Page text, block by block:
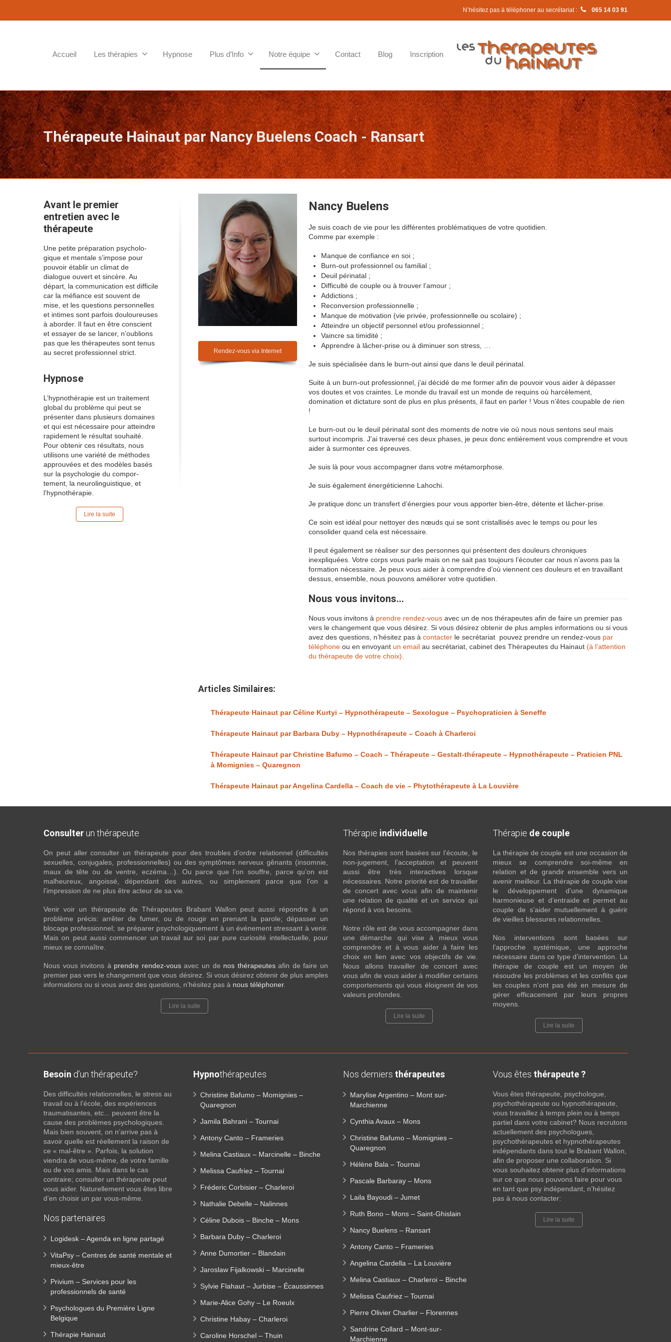
N’hésitez pas à téléphoner au secrétariat : 065 14 03 91
Accueil Les thérapies Hypnose Plus d’Info Notre équipe Contact Blog Inscription
Thérapeute Hainaut par Nancy Buelens Coach - Ransart
Rendez-vous via Internet
Nancy Buelens
Je suis coach de vie pour les différentes problématiques de votre quotidien.
Comme par exemple :
Manque de confiance en soi ;
Burn-out professionnel ou familial ;
Deuil périnatal ;
Difficulté de couple ou à trouver l’amour ;
Addictions ;
Reconversion professionnelle ;
Manque de motivation (vie privée, professionnelle ou scolaire) ;
Atteindre un objectif personnel et/ou professionnel ;
Vaincre sa timidité ;
Apprendre à lâcher-prise ou à diminuer son stress, …
Je suis spécialisée dans le burn-out ainsi que dans le deuil périnatal.
Suite à un burn-out professionnel, j’ai décidé de me former afin de pouvoir vous aider à dépasser
vos doutes et vos craintes. Le monde du travail est un monde de requins où harcèlement,
domination et dictature sont de plus en plus présents, il faut en parler ! Vous n’êtes coupable de rien
!
Le burn-out ou le deuil périnatal sont des moments de notre vie où nous nous sentons seul mais
surtout incompris. J’ai traversé ces deux phases, je peux donc entièrement vous comprendre et vous
aider à surmonter ces épreuves.
Je suis là pour vous accompagner dans votre métamorphose.
Je suis également énergéticienne Lahochi.
Je pratique donc un transfert d’énergies pour vous apporter bien-être, détente et lâcher-prise.
Ce soin est idéal pour nettoyer des nœuds qui se sont cristallisés avec le temps ou pour les
consolider quand cela est nécessaire.
Il peut également se réaliser sur des personnes qui présentent des douleurs chroniques
inexpliquées. Votre corps vous parle mais on ne sait pas toujours l’écouter car nous n’avons pas la
formation nécessaire. Je peux vous aider à comprendre d’où viennent ces douleurs et en travaillant
dessus, ensemble, nous pouvons améliorer votre quotidien.
Nous vous invitons...
Nous vous invitons à prendre rendez-vousavec un de nos thérapeutes afin de faire un premier pas
vers le changement que vous désirez. Si vous désirez obtenir de plus amples informations ou si vous
avez des questions, n’hésitez pas à contacterle secrétariat pouvez prendre un rendez-vous par
téléphoneou en envoyant un emailau secrétariat, cabinet des Thérapeutes du Hainaut (à l’attention
du thérapeute de votre choix)
Articles Similaires:
Thérapeute Hainaut par Céline Kurtyi – Hypnothérapeute – Sexologue – Psychopraticien à Seneffe
Thérapeute Hainaut par Barbara Duby – Hypnothérapeute – Coach à Charleroi
Thérapeute Hainaut par Christine Bafumo – Coach – Thérapeute – Gestalt-thérapeute – Hypnothérapeute – Praticien PNL
à Momignies – Quaregnon
Thérapeute Hainaut par Angelina Cardella – Coach de vie – Phytothérapeute à La Louvière
Avant le premier
entretien avec le
thérapeute
Une petite préparation psycholo-
gique et mentale s’impose pour
pouvoir établir un climat de
dialogue ouvert et sincère. Au
départ, la communication est difficile
car la méfiance est souvent de
mise, et les questions personnelles
et intimes sont parfois douloureuses
à aborder. Il faut en être conscient
et essayer de se lancer, n’oublions
pas que les thérapeutes sont tenus
au secret professionnel strict.
Hypnose
L’hypnothérapie est un traitement
global du problème qui peut se
présenter dans plusieurs domaines
et qui est nécessaire pour atteindre
rapidement le résultat souhaité.
Pour obtenir ces résultats, nous
utilisons une variété de méthodes
approuvées et des modèles basés
sur la psychologie du compor-
tement, la neurolinguistique, et
l’hypnothérapie.
Lire la suite
Consulter un thérapeute
On peut aller consulter un thérapeute pour des troubles d’ordre relationnel (difficultés
sexuelles, conjugales, professionnelles) ou des symptômes nerveux gênants (insomnie,
maux de tête ou de ventre, eczéma…). Ou parce que l’on souffre, parce qu’on est
malheureux, angoissé, dépendant des autres, ou simplement parce que l’on a
l’impression de ne plus être acteur de sa vie.
Venir voir un thérapeute de Thérapeutes Brabant Wallon peut aussi répondre à un
problème précis: arrêter de fumer, ou de rougir en prenant la parole; dépasser un
blocage professionnel; se préparer psychologiquement à un événement stressant à venir.
Mais on peut aussi commencer un travail sur soi par pure curiosité intellectuelle, pour
mieux se connaître.
Nous vous invitons à prendre rendez-vousavec un de nos thérapeutesafin de faire un
premier pas vers le changement que vous désirez. Si vous désirez obtenir de plus amples
informations ou si vous avez des questions, n’hésitez pas à nous téléphoner.
Lire la suite
Thérapie individuelle
Nos thérapies sont basées sur l’écoute, le
non-jugement, l’acceptation et peuvent
aussi être très interactives lorsque
nécessaires. Notre priorité est de travailler
de concert avec vous afin de maintenir
une relation de qualité et un service qui
répond à vos besoins.
Notre rôle est de vous accompagner dans
une démarche qui vise à mieux vous
comprendre et à vous aider à faire les
choix en lien avec vos objectifs de vie.
Nous allons travailler de concert avec
vous afin de vous aider à modifier certains
comportements qui vous éloignent de vos
valeurs profondes.
Lire la suite
Thérapie de couple
La thérapie de couple est une occasion de
mieux se comprendre soi-même en
relation et de grandir ensemble vers un
avenir meilleur. La thérapie de couple vise
le développement d’une dynamique
harmonieuse et d’entraide et permet au
couple de s’aider mutuellement à guérir
de vieilles blessures relationnelles.
Nos interventions sont basées sur
l’approche systémique, une approche
nécessaire dans ce type d’intervention. La
thérapie de couple est un moyen de
résoudre les problèmes et les conflits que
les couples n’ont pas été en mesure de
gérer efficacement par leurs propres
moyens.
Lire la suite
Besoin d’un thérapeute?
Des difficultés relationnelles, le stress au
travail ou à l’école, des expériences
traumatisantes, etc... peuvent être la
cause des problèmes psychologiques.
Mais bien souvent, on n’arrive pas à
savoir quelle est réellement la raison de
ce « mal-être ». Parfois, la solution
viendra de vous-même, de votre famille
ou de vos amis. Mais dans le cas
contraire; consulter un thérapeute peut
vous aider. Naturellement vous êtes libre
d’en choisir un par vous-même.
Nos partenaires
Logidesk – Agenda en ligne partagé
VitaPsy – Centres de santé mentale et
mieux-être
Privium – Services pour les
professionnels de santé
Psychologues du Première Ligne
Belgique
Thérapie Hainaut
Hypnothérapeutes
Christine Bafumo – Momignies –
Quaregnon
Jamila Bahrani – Tournai
Antony Canto – Frameries
Melina Castiaux – Marcinelle – Binche
Melissa Caufriez – Tournai
Fréderic Corbisier – Charleroi
Nathalie Debelle – Nalinnes
Céline Dubois – Binche – Mons
Barbara Duby – Charleroi
Anne Dumortier – Blandain
Jaroslaw Fijalkowski – Marcinelle
Sylvie Flahaut – Jurbise – Écaussinnes
Marie-Alice Gohy – Le Roeulx
Christine Habay – Charleroi
Caroline Horschel – Thuin
Nos derniers thérapeutes
Marylise Argentino – Mont sur-
Marchienne
Cynthia Avaux – Mons
Christine Bafumo – Momignies –
Quaregnon
Hélène Bala – Tournai
Pascale Barbaray – Mons
Laila Bayoudi – Jumet
Ruth Bono – Mons – Saint-Ghislain
Nancy Buelens – Ransart
Antony Canto – Frameries
Angelina Cardella – La Louvière
Melina Castiaux – Charleroi – Binche
Melissa Caufriez – Tournai
Pierre Olivier Charlier – Florennes
Sandrine Collard – Mont-sur-
Marchienne
Vous êtes thérapeute ?
Vous êtes thérapeute, psychologue,
psychothérapeute ou hypnothérapeute,
vous travaillez à temps plein ou à temps
partiel dans votre cabinet? Nous recrutons
actuellement des psychologues,
psychothérapeutes et hypnothérapeutes
indépendants dans tout le Brabant Wallon,
afin de proposer une collaboration. Si
vous souhaitez obtenir plus d’informations
sur ce que nous pouvons faire pour vous
en tant que psy indépendant, n’hésitez
pas à nous contacter:
Lire la suite